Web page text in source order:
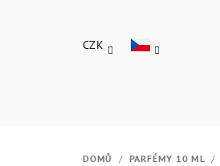
CZK
DOMŮ / PARFÉMY 10 ML /